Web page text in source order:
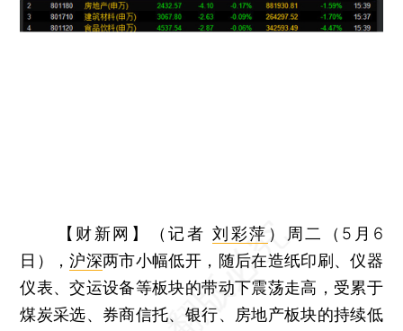
【财新网】（记者刘彩萍 ）
周二（5月6
日），沪深两市小幅低开，随后在造纸印刷、仪器
仪表、交运设备等板块的带动下震荡走高，受累于
煤炭采选、券商信托、银行、房地产板块的持续低